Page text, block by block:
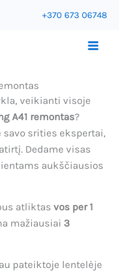
+370 673 06748
veikianti visoje
A41 remontas?
srities ekspertai,
Dedame visas
aukščiausios
atliktas vos per 1
mažiausiai 3
pateiktoje lentelėje